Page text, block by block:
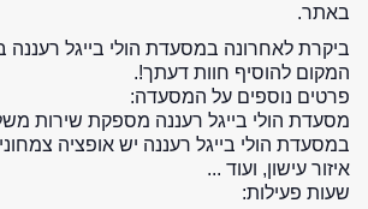
באתר.
ביקרת לאחרונה במסעדת הולי בייגל רעננה
המקום להוסיף חוות דעתך!.
פרטים נוספים על המסעדה:
מסעדת הולי בייגל רעננה מספקת שירות
במסעדת הולי בייגל רעננה יש אופציה
איזור עישון, ועוד ...
שעות פעילות: